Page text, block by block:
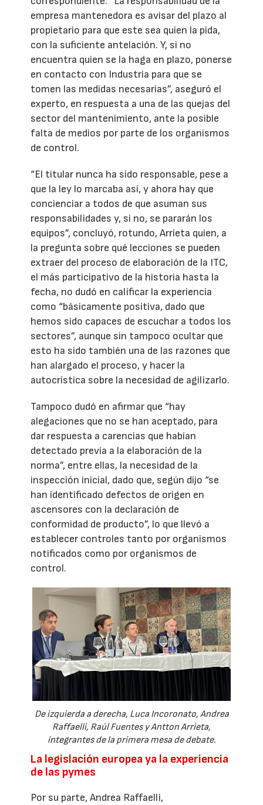
empresa mantenedora es avisar del plazo al
propietario para que este sea quien la pida,
con la suficiente antelación. Y, si no
encuentra quien se la haga en plazo, ponerse
en contacto con Industria para que se
tomen las medidas necesarias”, aseguró el
experto, en respuesta a una de las quejas del
sector del mantenimiento, ante la posible
falta de medios por parte de los organismos
de control.
“El titular nunca ha sido responsable, pese a
que la ley lo marcaba así, y ahora hay que
concienciar a todos de que asuman sus
responsabilidades y, si no, se pararán los
equipos”, concluyó, rotundo, Arrieta quien, a
la pregunta sobre qué lecciones se pueden
extraer del proceso de elaboración de la ITC,
el más participativo de la historia hasta la
fecha, no dudó en calificar la experiencia
como “básicamente positiva, dado que
hemos sido capaces de escuchar a todos los
sectores”, aunque sin tampoco ocultar que
esto ha sido también una de las razones que
han alargado el proceso, y hacer la
autocrística sobre la necesidad de agilizarlo.
Tampoco dudó en afirmar que “hay
alegaciones que no se han aceptado, para
dar respuesta a carencias que habían
detectado previa a la elaboración de la
norma”, entre ellas, la necesidad de la
inspección inicial, dado que, según dijo “se
han identificado defectos de origen en
ascensores con la declaración de
conformidad de producto”, lo que llevó a
establecer controles tanto por organismos
notificados como por organismos de
control.
De izquierda a derecha, Luca Incoronato, Andrea
Raffaelli, Raúl Fuentes y Antton Arrieta,
integrantes de la primera mesa de debate.
La legislación europea ya la experiencia
de las pymes
Por su parte, Andrea Raffaelli,